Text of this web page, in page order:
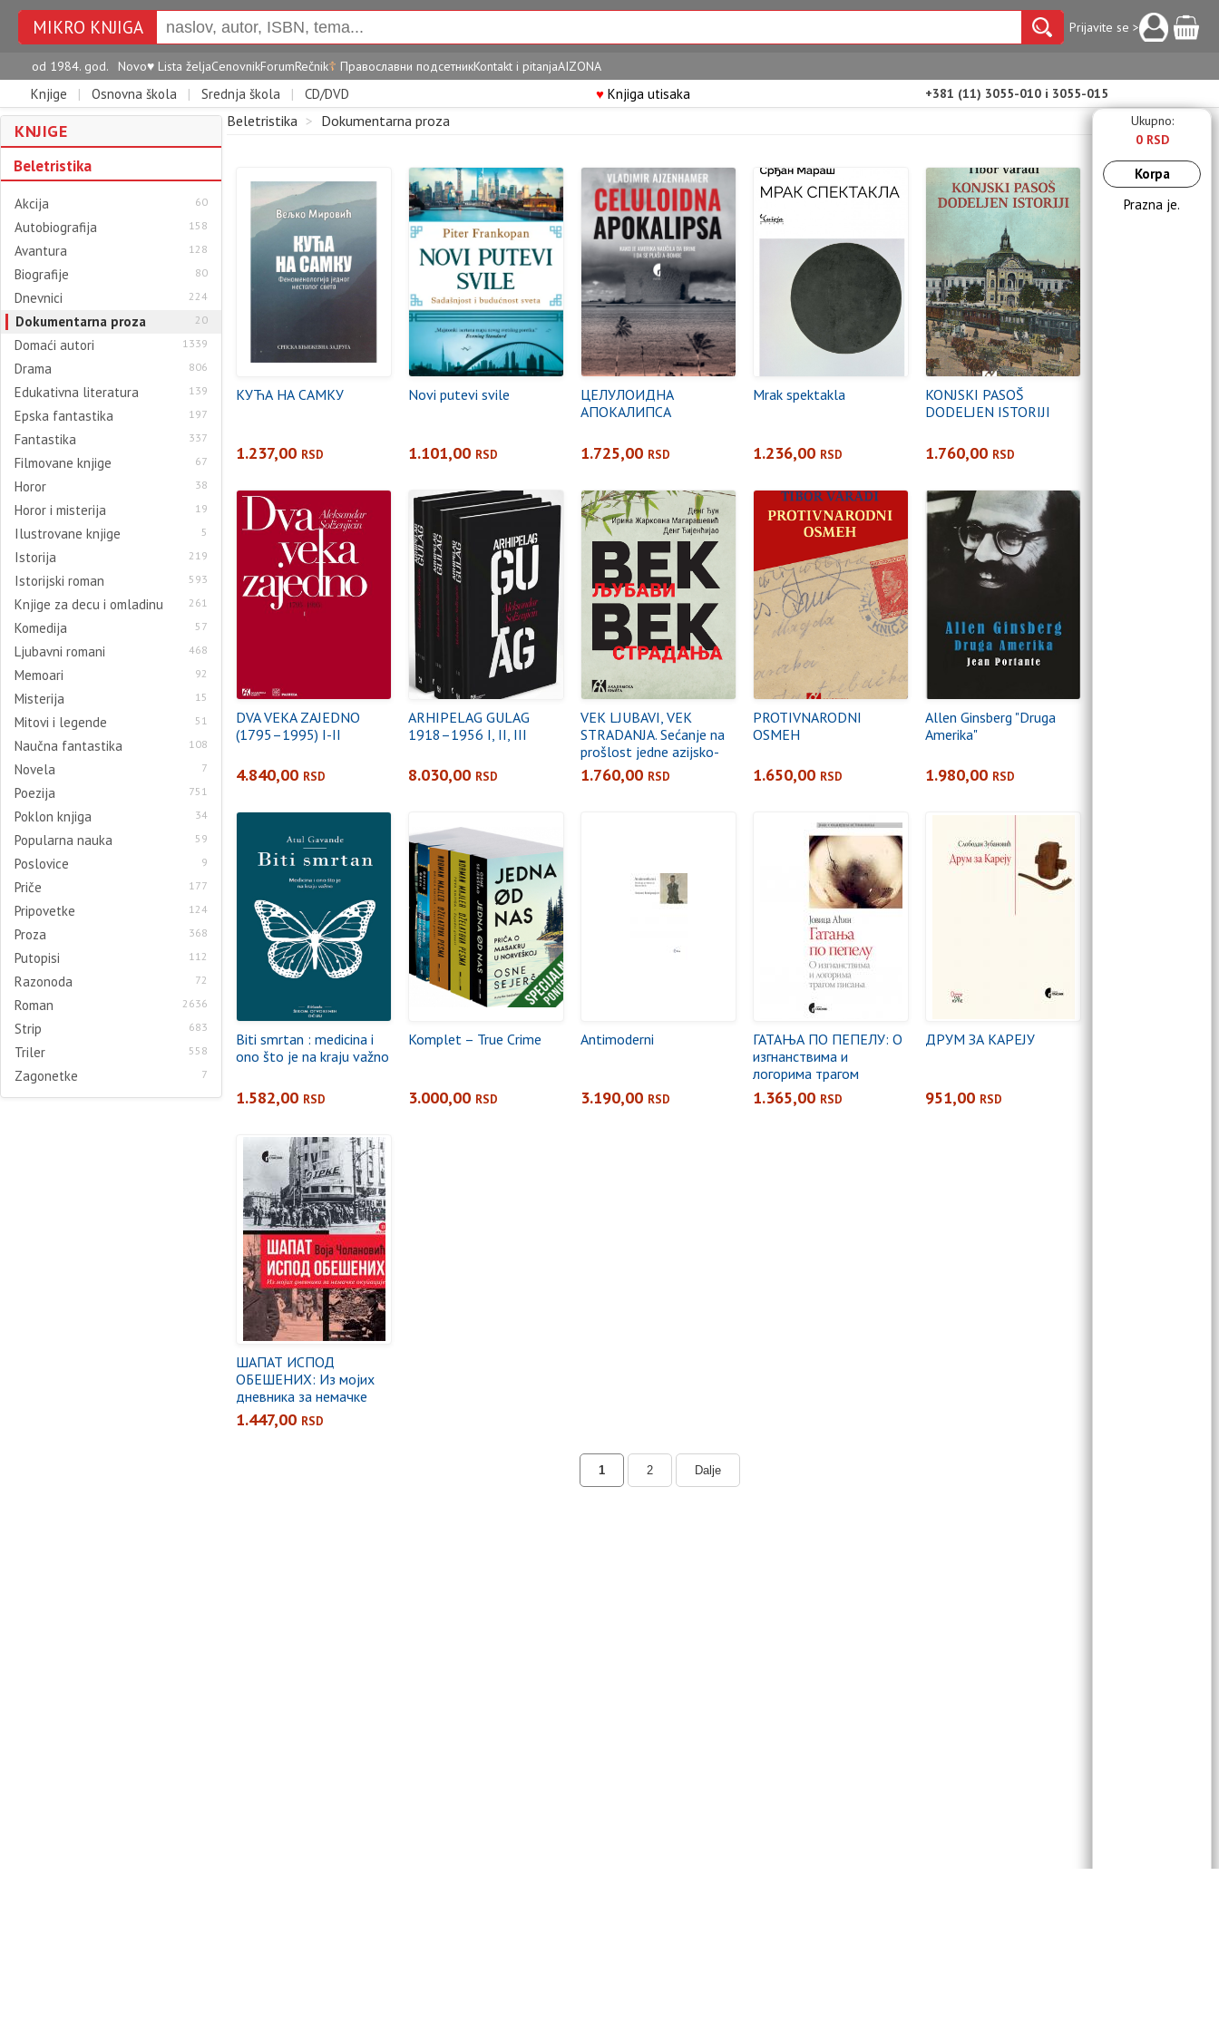
MIKRO KNJIGA Prijavite se >
od 1984. god. Novo♥ Lista željaCenovnikForumRečnik☦ Православни подсетникKontakt i pitanjaAIZONA
Knjige | Osnovna škola | Srednja škola | CD/DVD ♥Knjiga utisaka +381 (11) 3055-010 i 3055-015
KNJIGE
Beletristika
Akcija 60
Autobiografija 158
Avantura 128
Biografije 80
Dnevnici 224
Dokumentarna proza 20
Domaći autori 1339
Drama 806
Edukativna literatura 139
Epska fantastika 197
Fantastika 337
Filmovane knjige 67
Horor 38
Horor i misterija 19
Ilustrovane knjige 5
Istorija 219
Istorijski roman 593
Knjige za decu i omladinu 261
Komedija 57
Ljubavni romani 468
Memoari 92
Misterija 15
Mitovi i legende 51
Naučna fantastika 108
Novela 7
Poezija 751
Poklon knjiga 34
Popularna nauka 59
Poslovice 9
Priče 177
Pripovetke 124
Proza 368
Putopisi 112
Razonoda 72
Roman 2636
Strip 683
Triler 558
Zagonetke 7
Beletristika > Dokumentarna proza
КУЋА НА САМКУ
1.237,00 RSD
Novi putevi svile
1.101,00 RSD
ЦЕЛУЛОИДНА
АПОКАЛИПСА
1.725,00 RSD
Mrak spektakla
1.236,00 RSD
KONJSKI PASOŠ
DODELJEN ISTORIJI
1.760,00 RSD
DVA VEKA ZAJEDNO
(1795–1995) I-II
4.840,00 RSD
ARHIPELAG GULAG
1918–1956 I, II, III
8.030,00 RSD
VEК LJUBAVI, VEК
STRADANJA. Sećanje na
prošlost jedne azijsko-
evropske porodice u Кini
1.760,00 RSD
PROTIVNARODNI
OSMEH
1.650,00 RSD
Allen Ginsberg "Druga
Amerika"
1.980,00 RSD
Biti smrtan : medicina i
ono što je na kraju važno
1.582,00 RSD
Komplet – True Crime
3.000,00 RSD
Antimoderni
3.190,00 RSD
ГАТАЊА ПО ПЕПЕЛУ: О
изгнанствима и
логорима трагом
писања
1.365,00 RSD
ДРУМ ЗА КАРЕЈУ
951,00 RSD
ШАПАТ ИСПОД
ОБЕШЕНИХ: Из мојих
дневника за немачке
окупације
1.447,00 RSD
1 2 Dalje
Ukupno:
0 RSD
Korpa
Prazna je.